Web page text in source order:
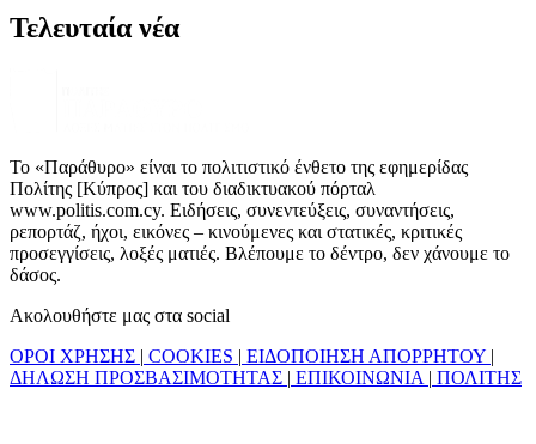
Τελευταία νέα
Το «Παράθυρο» είναι το πολιτιστικό ένθετο της εφημερίδας
Πολίτης [Κύπρος] και του διαδικτυακού πόρταλ
www.politis.com.cy. Ειδήσεις, συνεντεύξεις, συναντήσεις,
ρεπορτάζ, ήχοι, εικόνες – κινούμενες και στατικές, κριτικές
προσεγγίσεις, λοξές ματιές. Βλέπουμε το δέντρο, δεν χάνουμε το
δάσος.
Ακολουθήστε μας στα social
ΟΡΟΙ ΧΡΗΣΗΣ | COOKIES | ΕΙΔΟΠΟΙΗΣΗ ΑΠΟΡΡΗΤΟΥ |
ΔΗΛΩΣΗ ΠΡΟΣΒΑΣΙΜΟΤΗΤΑΣ | ΕΠΙΚΟΙΝΩΝΙΑ | ΠΟΛΙΤΗΣ